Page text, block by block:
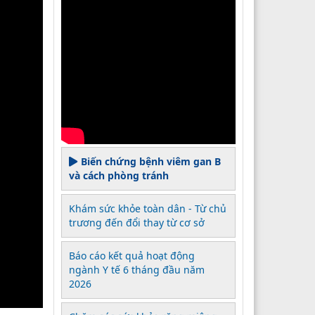
Biến chứng bệnh viêm gan B
và cách phòng tránh
Khám sức khỏe toàn dân - Từ chủ
trương đến đổi thay từ cơ sở
Báo cáo kết quả hoạt động
ngành Y tế 6 tháng đầu năm
2026